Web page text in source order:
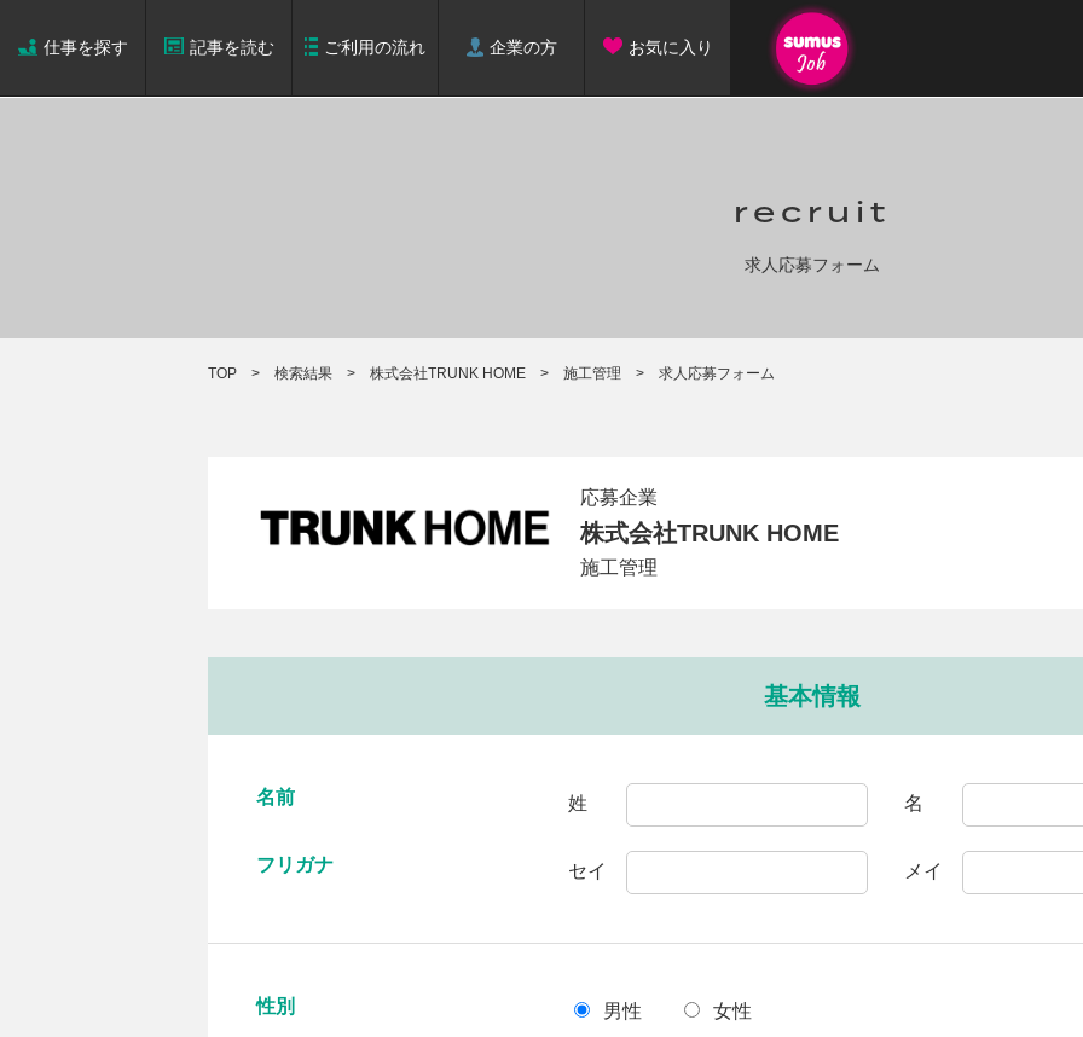
仕事を探す 記事を読む ご利用の流れ 企業の方 お気に入り
recruit
求人応募フォーム
TOP 検索結果 株式会社TRUNK HOME 施工管理 求人応募フォーム
応募企業
株式会社TRUNK HOME
施工管理
基本情報
名前 姓 名
フリガナ セイ メイ
性別 男性 女性